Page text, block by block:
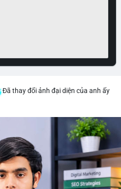
Đã thay đổi ảnh đại diện của anh ấy